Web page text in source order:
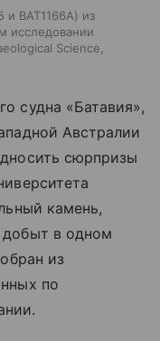
и BAT1166A) из
исследовании
Science,
судна «Батавия»,
Австралии
сюрпризы
камень,
в одном
из
по